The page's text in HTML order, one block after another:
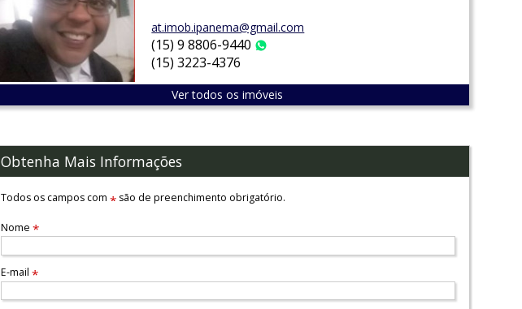
at.imob.ipanema@gmail.com
(15) 9 8806-9440
(15) 3223-4376
Ver todos os imóveis
Obtenha Mais Informações
Todos os campos com *são de preenchimento obrigatório.
Nome *
E-mail *